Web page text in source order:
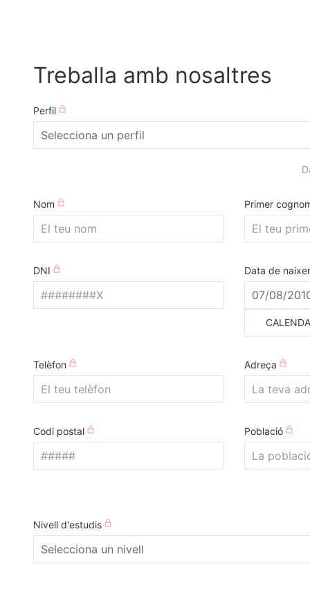
Treballa amb nosaltres
Perfil
Nom Primer
DNI Data de
Telèfon Adreça
Codi postal Població
Nivell d'estudis